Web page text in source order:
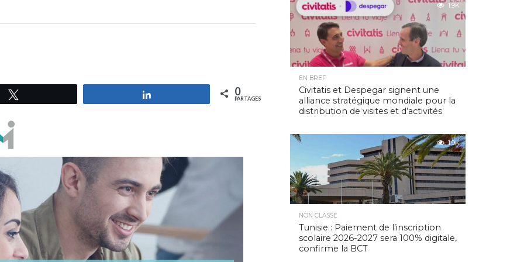
0
PARTAGES
1.9K
EN BREF
Civitatis et Despegar signent une
alliance stratégique mondiale pour la
distribution de visites et d’activités
1.9K
NON CLASSÉ
Tunisie : Paiement de l’inscription
scolaire 2026-2027 sera 100% digitale,
confirme la BCT